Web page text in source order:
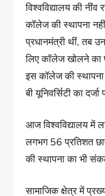
विश्वविद्यालय की
कॉलेज की स्थापना
प्रधानमंत्री थीं, तब
लिए कॉलेज खोलने का
इस कॉलेज की
बी यूनिवर्सिटी का
आज विश्वविद्यालय में
लगभग 56 प्रतिशत
की स्थापना का भी
सामाजिक क्षेत्र में